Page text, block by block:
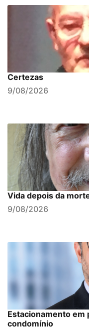
Certezas
9/08/2026
Vida depois da
9/08/2026
Estacionamento em
condomínio